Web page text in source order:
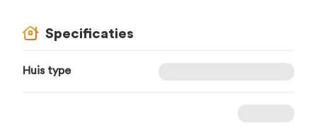
Specificaties
Huis type